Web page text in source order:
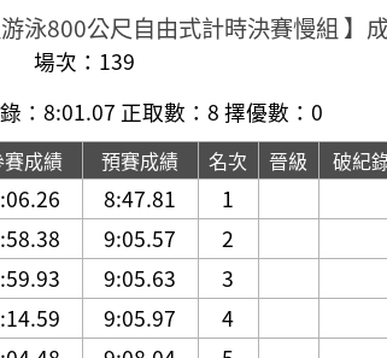
泳800公尺自由式計時決賽慢組 】
場次：139
：8:01.07 正取數：8 擇優數：0
賽成績 預賽成績 名次 晉級 破紀
8:47.81 1
9:05.57 2
9:05.63 3
9:05.97 4